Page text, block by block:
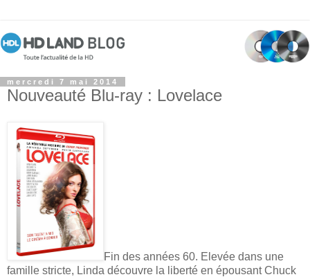
mercredi 7 mai 2014
Nouveauté Blu-ray : Lovelace
Fin des années 60. Elevée dans une
famille stricte, Linda découvre la liberté en épousant Chuck